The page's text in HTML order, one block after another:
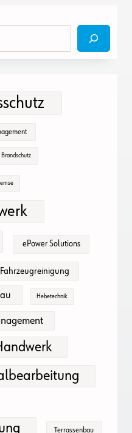
Brandschutz
ePower Solutions
Fahrzeugreinigung
Hebetechnik
Terrassenbau